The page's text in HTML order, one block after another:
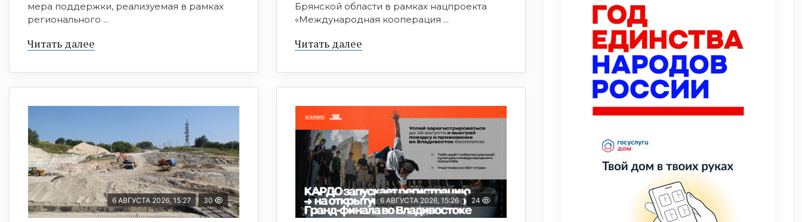
мера поддержки, реализуемая в рамках
регионального ...
Читать далее
Брянской области в рамках нацпроекта
«Международная кооперация ...
Читать далее
6 АВГУСТА 2026, 15:27 30 6 АВГУСТА 2026, 15:26 24